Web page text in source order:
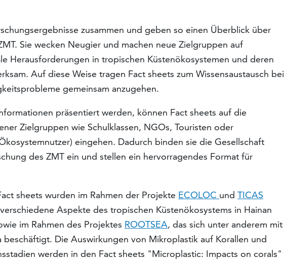
zusammen und geben so einen Überblick über
Sie wecken Neugier und machen neue Zielgruppen auf
Herausforderungen in tropischen Küstenökosystemen und deren
Auf diese Weise tragen Fact sheets zum Wissensaustausch bei
gemeinsam anzugehen.
präsentiert werden, können Fact sheets auf die
Zielgruppen wie Schulklassen, NGOs, Touristen oder
eingehen. Dadurch binden sie die Gesellschaft
des ZMT ein und stellen ein hervorragendes Format für
sheets wurden im Rahmen der Projekte ECOLOC undTICAS
Aspekte des tropischen Küstenökosystems in Hainan
im Rahmen des Projektes ROOTSEA, das sich unter anderem mit
beschäftigt. Die Auswirkungen von Mikroplastik auf Korallen und
werden in den Fact sheets "Microplastic: Impacts on corals"